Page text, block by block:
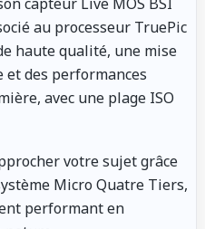
au processeur TruePic
haute qualité, une mise
des performances
avec une plage ISO
votre sujet grâce
Micro Quatre Tiers,
performant en